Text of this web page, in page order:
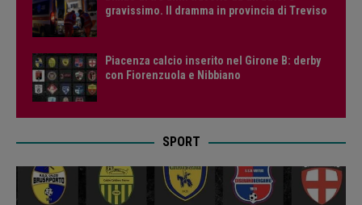
gravissimo. Il dramma in provincia di Treviso
Piacenza calcio inserito nel Girone B: derby
con Fiorenzuola e Nibbiano
SPORT